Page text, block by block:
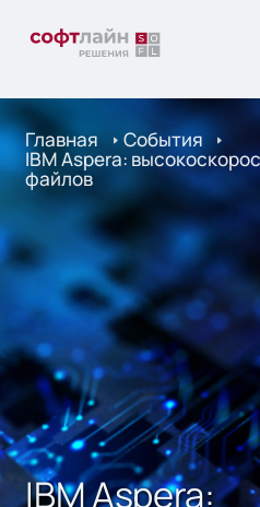
Главная События
IBM Aspera:
файлов
IBM Aspera: